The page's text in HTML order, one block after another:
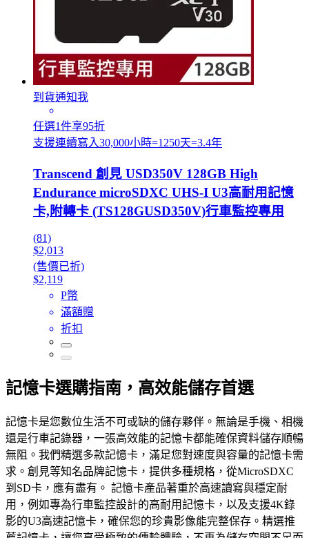
到貨通知我
任選1件享95折
支援連續寫入30,000小時=1250天=3.4年
Transcend 創見 USD350V 128GB High
Endurance microSDXC UHS-I U3高耐用記憶
卡,附轉卡 (TS128GUSD350V)行車監控專用
(81)
$2,013
(售價已折)
$2,119
P幣
滿額贈
折扣
記憶卡選購指南，高效能儲存首選
記憶卡是您數位生活不可或缺的儲存夥伴。無論是手機、相機
還是行車記錄器，一張高效能的記憶卡都能確保資料儲存順暢
無阻。我們精選多款記憶卡，滿足您對速度與容量的記憶卡需
求。創見等知名品牌記憶卡，提供多種規格，從MicroSDXC
到SD卡，應有盡有。 記憶卡產品著重於高速讀寫與穩定耐
用，例如專為行車監控設計的高耐用記憶卡，以及支援4K錄
影的U3高速記憶卡，確保您的珍貴影像能完整保存。精選推